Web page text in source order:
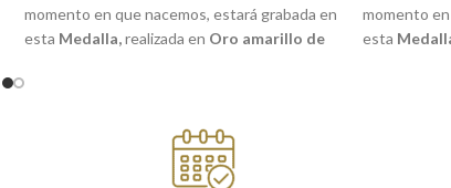
momento en que nacemos, estará grabada en
esta Medalla,realizada en Oro amarillo de
de Málaga y Melilla, o comprarla online y te
momento
esta
de Málaga